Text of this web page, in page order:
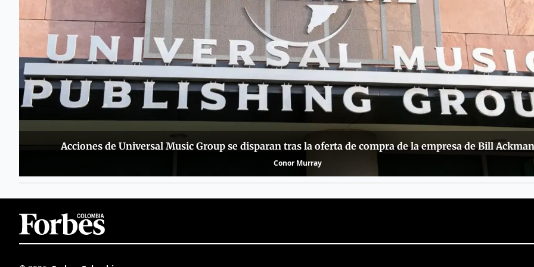
Acciones de Universal Music Group se disparan tras la oferta de compra de la empresa de Bill
Conor Murray